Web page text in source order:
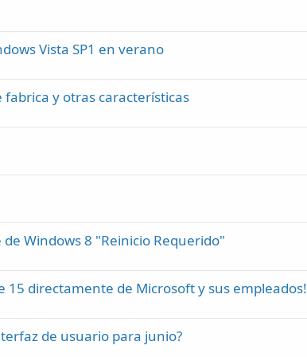
Vista SP1 en verano
y otras características
Windows 8 "Reinicio Requerido"
15 directamente de Microsoft y sus empleados!
de usuario para junio?